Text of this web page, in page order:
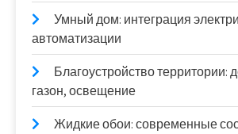
Умный дом: интеграция
автоматизации
Благоустройство территории:
газон, освещение
Жидкие обои: современные